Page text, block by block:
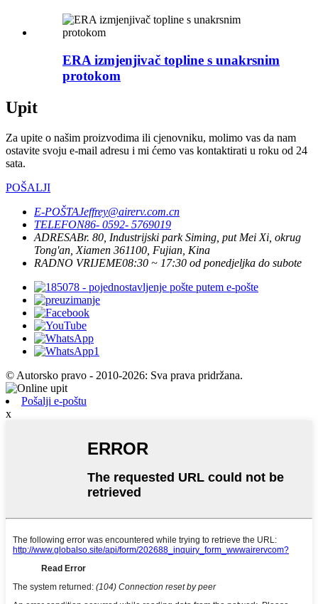
ERA izmjenjivač topline s unakrsnim
protokom
Upit
Za upite o našim proizvodima ili cjenovniku, molimo vas da nam
ostavite svoju e-mail adresu i mi ćemo vas kontaktirati u roku od 24
sata.
POŠALJI
E-POŠTAJeffrey@airerv.com.cn
TELEFON86- 0592- 5769019
ADRESABr. 80, Industrijski park Siming, put Mei Xi, okrug
Tong'an, Xiamen 361100, Fujian, Kina
RADNO VRIJEME08:30 ~ 17:30 od ponedjeljka do subote
© Autorsko pravo - 2010-2026: Sva prava pridržana.
Pošalji e-poštu
x